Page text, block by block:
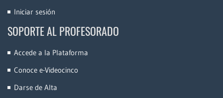
Iniciar sesión
SOPORTE AL PROFESORADO
Accede a la Plataforma
Conoce e-Videocinco
Darse de Alta